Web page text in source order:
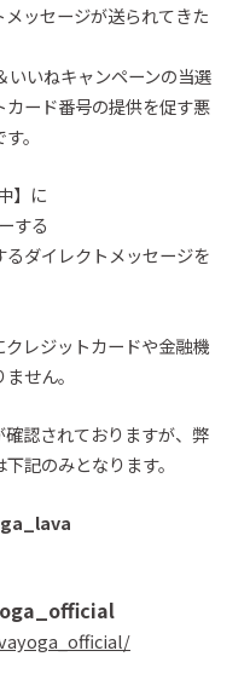
ッセージが送られてきた
いいねキャンペーンの当選
ード番号の提供を促す悪
。
】に
する
るダイレクトメッセージを
レジットカードや金融機
せん。
確認されておりますが、 弊
記のみとなります。